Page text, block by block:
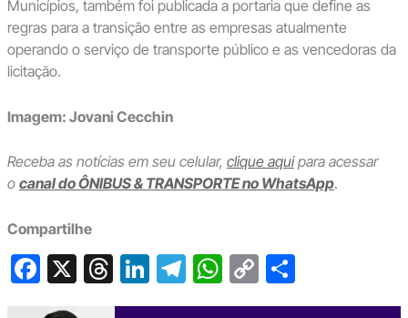
Municípios, também foi publicada a portaria que define as
regras para a transição entre as empresas atualmente
operando o serviço de transporte público e as vencedoras da
licitação.
Imagem: Jovani Cecchin
Receba as notícias em seu celular, clique aquipara acessar
o canal do ÔNIBUS & TRANSPORTE no WhatsApp.
Compartilhe
F X T
hr
Li
n
T
el
W
h
C
o
S
h